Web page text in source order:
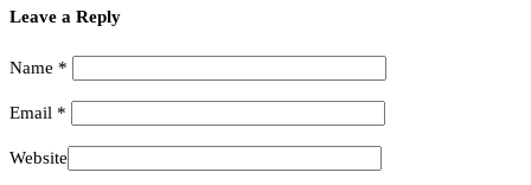
Leave a Reply
Name *
Email *
Website